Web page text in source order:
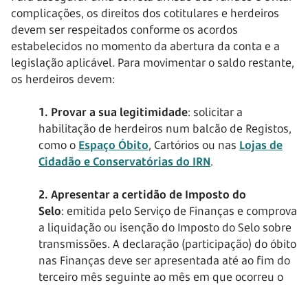
complicações, os direitos dos cotitulares e herdeiros
devem ser respeitados conforme os acordos
estabelecidos no momento da abertura da conta e a
legislação aplicável. Para movimentar o saldo restante,
os herdeiros devem:
1. Provar a sua legitimidade: solicitar a
habilitação de herdeiros num balcão de Registos,
como o Espaço Óbito, Cartórios ou nas Lojas de
Cidadão e Conservatórias do IRN.
2. Apresentar a certidão de Imposto do
Selo: emitida pelo Serviço de Finanças e comprova
a liquidação ou isenção do Imposto do Selo sobre
transmissões. A declaração (participação) do óbito
nas Finanças deve ser apresentada até ao fim do
terceiro mês seguinte ao mês em que ocorreu o